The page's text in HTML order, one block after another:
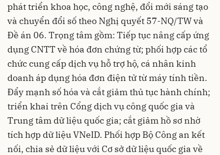
phát triển khoa học, công nghệ, đổi mới sáng tạo
và chuyển đổi số theo Nghị quyết 57-NQ/TW và
Đề án 06. Trọng tâm gồm: Tiếp tục nâng cấp ứng
dụng CNTT về hóa đơn chứng từ; phối hợp các tổ
chức cung cấp dịch vụ hỗ trợ hộ, cá nhân kinh
doanh áp dụng hóa đơn điện tử từ máy tính tiền.
Đẩy mạnh số hóa và cắt giảm thủ tục hành chính;
triển khai trên Cổng dịch vụ công quốc gia và
Trung tâm dữ liệu quốc gia; cắt giảm hồ sơ nhờ
tích hợp dữ liệu VNeID. Phối hợp Bộ Công an kết
nối, chia sẻ dữ liệu với Cơ sở dữ liệu quốc gia về